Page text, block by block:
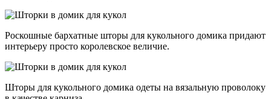
Роскошные бархатные шторы для кукольного домика придают
интерьеру просто королевское величие.
Шторы для кукольного домика одеты на вязальную проволоку